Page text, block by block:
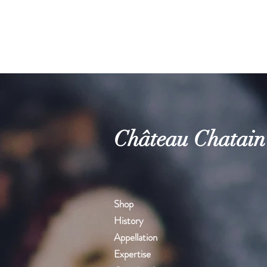
Château Chatain
Shop
History
Appellation
Expertise